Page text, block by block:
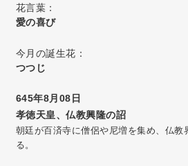
花言葉：
愛の喜び
今月の誕生花：
つつじ
645年8月08日
孝徳天皇、仏教興隆の詔
朝廷が百済寺に僧侶や尼増を集め、仏教
る。